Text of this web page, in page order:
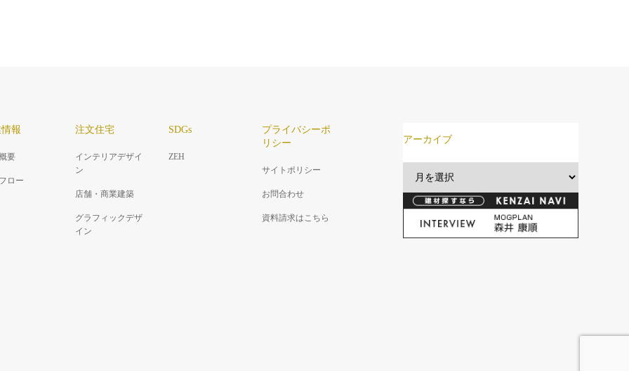
報
要
ロー
注文住宅
インテリアデザイ
ン
店舗・商業建築
グラフィックデザ
イン
SDGs
ZEH
プライバシーポ
リシー
サイトポリシー
お問合わせ
資料請求はこちら
アーカイブ